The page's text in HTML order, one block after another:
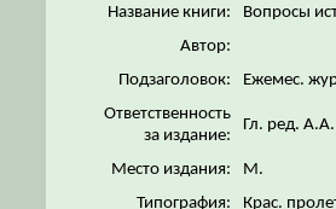
Название книги:
Вопросы
Автор:
Подзаголовок:
Ежемес.
Ответственность
за издание:
Гл. ред.
Место издания:
М.
Типография:
Крас.